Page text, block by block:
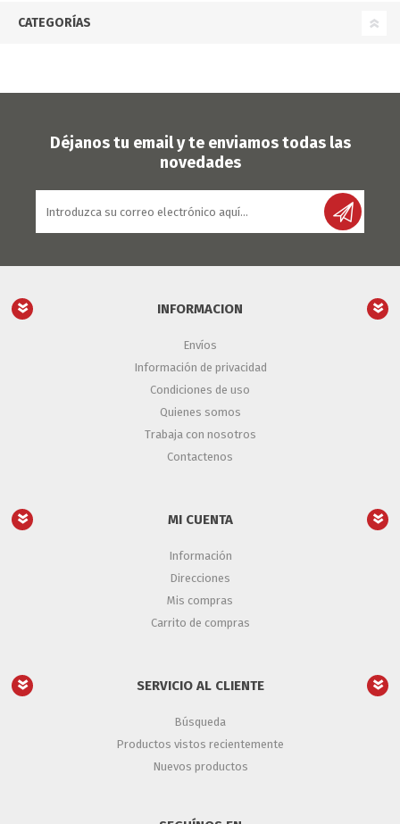
CATEGORÍAS
Déjanos tu email y te enviamos todas las
novedades
INFORMACION
Envíos
Información de privacidad
Condiciones de uso
Quienes somos
Trabaja con nosotros
Contactenos
MI CUENTA
Información
Direcciones
Mis compras
Carrito de compras
SERVICIO AL CLIENTE
Búsqueda
Productos vistos recientemente
Nuevos productos